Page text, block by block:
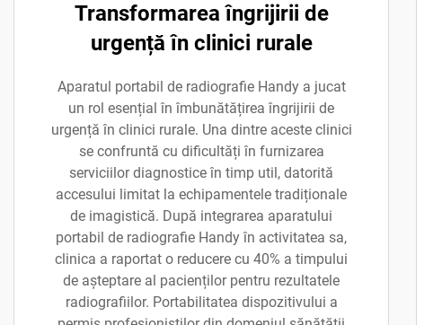
Transformarea îngrijirii de
urgență în clinici rurale
Aparatul portabil de radiografie Handy a jucat
un rol esențial în îmbunătățirea îngrijirii de
urgență în clinici rurale. Una dintre aceste clinici
se confruntă cu dificultăți în furnizarea
serviciilor diagnostice în timp util, datorită
accesului limitat la echipamentele tradiționale
de imagistică. După integrarea aparatului
portabil de radiografie Handy în activitatea sa,
clinica a raportat o reducere cu 40% a timpului
de așteptare al pacienților pentru rezultatele
radiografiilor. Portabilitatea dispozitivului a